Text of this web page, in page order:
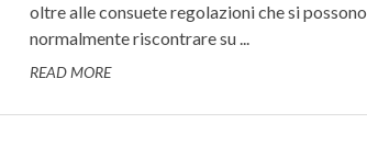
oltre alle consuete regolazioni che si possono
normalmente riscontrare su ...
READ MORE